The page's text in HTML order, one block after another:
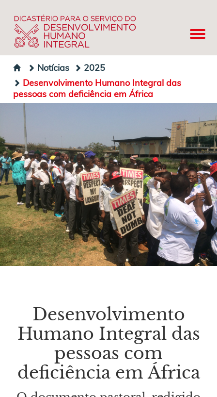
Notícias
2025
Desenvolvimento Humano Integral das
pessoas com deficiência em África
Desenvolvimento
Humano Integral das
pessoas com
deficiência em África